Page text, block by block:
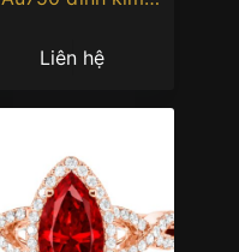
Liên hệ